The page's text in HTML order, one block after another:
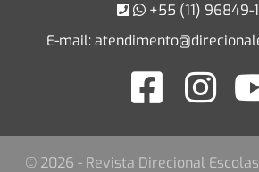
+55 (11) 96849-
E-mail:
© 2026 - Revista Direcional